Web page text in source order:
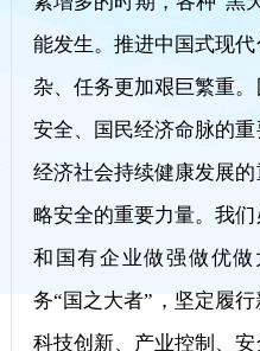
能发生。推进中国式现
杂、任务更加艰巨繁重
安全、国民经济命脉的
经济社会持续健康发展
略安全的重要力量。我
和国有企业做强做优
务“国之大者”，坚定履
科技创新、产业控制、